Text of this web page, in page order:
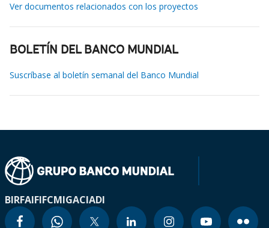
Ver documentos relacionados con los proyectos
BOLETÍN DEL BANCO MUNDIAL
Suscríbase al boletín semanal del Banco Mundial
BIRFAIFIFCMIGACIADI